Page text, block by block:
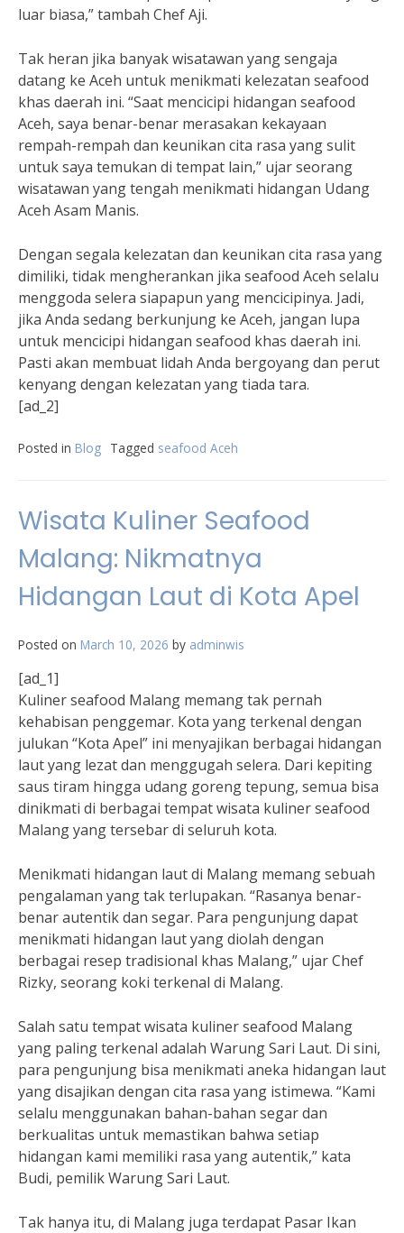
luar biasa,” tambah Chef Aji.
Tak heran jika banyak wisatawan yang sengaja
datang ke Aceh untuk menikmati kelezatan seafood
khas daerah ini. “Saat mencicipi hidangan seafood
Aceh, saya benar-benar merasakan kekayaan
rempah-rempah dan keunikan cita rasa yang sulit
untuk saya temukan di tempat lain,” ujar seorang
wisatawan yang tengah menikmati hidangan Udang
Aceh Asam Manis.
Dengan segala kelezatan dan keunikan cita rasa yang
dimiliki, tidak mengherankan jika seafood Aceh selalu
menggoda selera siapapun yang mencicipinya. Jadi,
jika Anda sedang berkunjung ke Aceh, jangan lupa
untuk mencicipi hidangan seafood khas daerah ini.
Pasti akan membuat lidah Anda bergoyang dan perut
kenyang dengan kelezatan yang tiada tara.
[ad_2]
Posted in Blog Tagged seafood Aceh
Wisata Kuliner Seafood
Malang: Nikmatnya
Hidangan Laut di Kota Apel
Posted on March 10, 2026 by adminwis
[ad_1]
Kuliner seafood Malang memang tak pernah
kehabisan penggemar. Kota yang terkenal dengan
julukan “Kota Apel” ini menyajikan berbagai hidangan
laut yang lezat dan menggugah selera. Dari kepiting
saus tiram hingga udang goreng tepung, semua bisa
dinikmati di berbagai tempat wisata kuliner seafood
Malang yang tersebar di seluruh kota.
Menikmati hidangan laut di Malang memang sebuah
pengalaman yang tak terlupakan. “Rasanya benar-
benar autentik dan segar. Para pengunjung dapat
menikmati hidangan laut yang diolah dengan
berbagai resep tradisional khas Malang,” ujar Chef
Rizky, seorang koki terkenal di Malang.
Salah satu tempat wisata kuliner seafood Malang
yang paling terkenal adalah Warung Sari Laut. Di sini,
para pengunjung bisa menikmati aneka hidangan laut
yang disajikan dengan cita rasa yang istimewa. “Kami
selalu menggunakan bahan-bahan segar dan
berkualitas untuk memastikan bahwa setiap
hidangan kami memiliki rasa yang autentik,” kata
Budi, pemilik Warung Sari Laut.
Tak hanya itu, di Malang juga terdapat Pasar Ikan